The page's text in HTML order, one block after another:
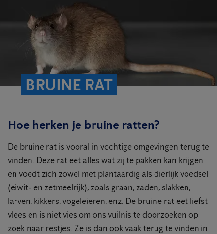
BRUINE RAT
Hoe herken je bruine ratten?
De bruine rat is vooral in vochtige omgevingen terug te
vinden. Deze rat eet alles wat zij te pakken kan krijgen
en voedt zich zowel met plantaardig als dierlijk voedsel
(eiwit- en zetmeelrijk), zoals graan, zaden, slakken,
larven, kikkers, vogeleieren, enz. De bruine rat eet liefst
vlees en is niet vies om ons vuilnis te doorzoeken op
zoek naar restjes. Ze is dan ook vaak terug te vinden in